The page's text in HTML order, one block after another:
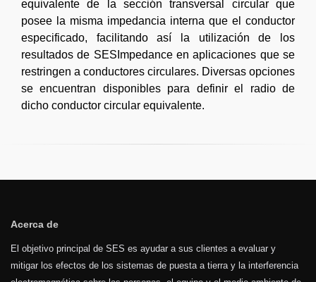
equivalente de la sección transversal circular que
posee la misma impedancia interna que el conductor
especificado, facilitando así la utilización de los
resultados de SESImpedance en aplicaciones que se
restringen a conductores circulares. Diversas opciones
se encuentran disponibles para definir el radio de
dicho conductor circular equivalente.
Acerca de
El objetivo principal de SES es ayudar a sus clientes a evaluar y
mitigar los efectos de los sistemas de puesta a tierra y la interferencia